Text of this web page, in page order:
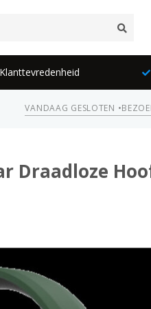
VANDAAG GESLOTEN •
Draadloze